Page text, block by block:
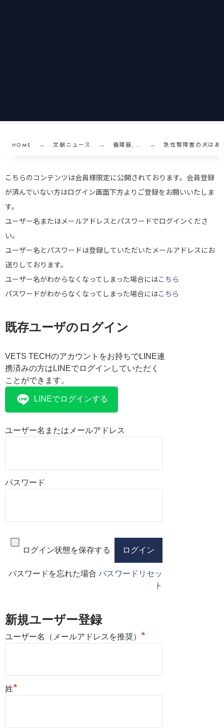
HOME 文献ニュース 循環器, … 急性腎障害の犬は
こちらのコンテンツは会員様限定に公開されております。会員登録
が済んでいない方はログイン画面下方よりご登録をお願いいたしま
す。
ユーザー名またはメールアドレスとパスワードでログインくださ
い。
ユーザー名とパスワードは登録していただいたメールアドレスにお
送りしております。
ユーザー名がわからなくなってしまった場合にはこちら
パスワードがわからなくなってしまった場合にはこちら
VETS TECHのアカウントをお持ちでLINE連
携済みの方はLINEでログインしていただく
ことができます。
LINEでログインする
既存ユーザのログイン
ユーザー名またはメールアドレス
パスワード
ログイン状態を保存する
パスワードを忘れた場合 パスワードリセッ
ト
新規ユーザー登録
ユーザー名（メールアドレスを推奨） *
姓*